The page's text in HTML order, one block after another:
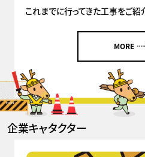
これまでに行ってきた工事をご紹
MORE
企業キャタクター